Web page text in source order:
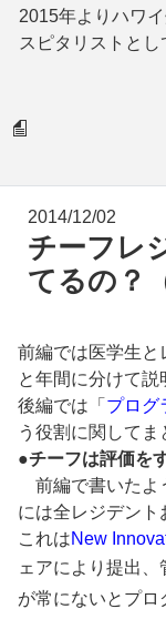
2015年よりハワ
スピタリストとし
2014/12/02
チーフレ
てるの？
前編では医学生と
と年間に分けて説
後編では「 プログ
う役割に関してま
●チーフは評価を
前編で書いたよ
には全レジデント
これはNew
ェアにより提出、
が常にないとプロ